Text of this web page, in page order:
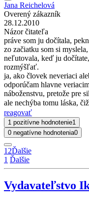
Jana Reichelová
Overený zákazník
28.12.2010
Názor čitateľa
práve som ju dočítala,
zo začiatku som si
neľutovala, keď ju
rozmýšľať.
ja, ako človek neveriaci
odporúčam hlavne
náboženstvu, pretože pre
ale nechýba tomu láska,
reagovať
1 pozitívne hodnotenie1
0 negatívne hodnotenia0
1 2Ďalšie
1 Ďalšie
Vydavateľstvo